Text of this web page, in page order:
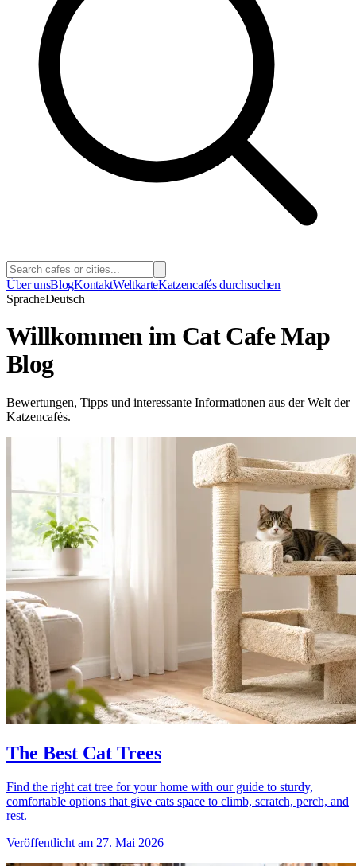
Über unsBlogKontaktWeltkarteKatzencafés durchsuchen
SpracheDeutsch
Willkommen im Cat Cafe Map
Blog
Bewertungen, Tipps und interessante Informationen aus der Welt der
Katzencafés.
The Best Cat Trees
Find the right cat tree for your home with our guide to sturdy,
comfortable options that give cats space to climb, scratch, perch, and
rest.
Veröffentlicht am 27. Mai 2026